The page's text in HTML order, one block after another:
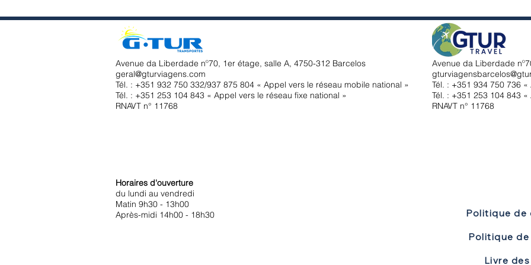
Avenue da Liberdade nº70, 1er étage, salle A, 4750-312 Barcelos
geral@gturviagens.com
Tél. : +351 932 750 332/937 875 804 « Appel vers le réseau mobile national »
Tél. : +351 253 104 843 « Appel vers le réseau fixe national »
RNAVT n° 11768
Horaires d'ouverture
du lundi au vendredi
Matin 9h30 - 13h00
Après-midi 14h00 - 18h30
Avenue da Liberdade
Tél. : +351 934 750 736
Tél. : +351 253 104 843
RNAVT n° 11768
Politique de
Livre